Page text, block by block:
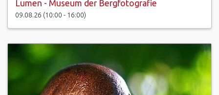
Lumen - Museum der Bergfotografie
09.08.26 (10:00 - 16:00)